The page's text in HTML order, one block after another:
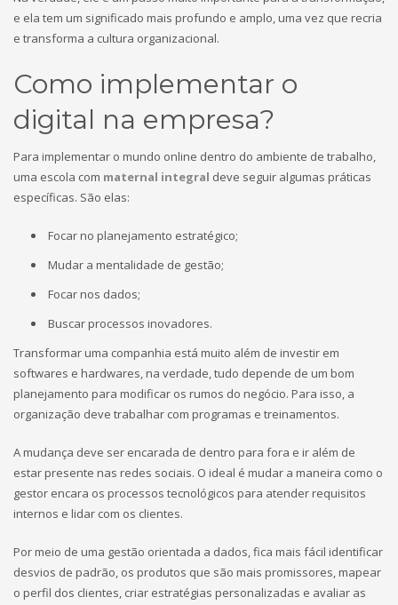
e ela tem um significado mais profundo e amplo, uma vez que recria
e transforma a cultura organizacional.
Como implementar o
digital na empresa?
Para implementar o mundo online dentro do ambiente de trabalho,
uma escola com maternal integral deve seguir algumas práticas
específicas. São elas:
Focar no planejamento estratégico;
Mudar a mentalidade de gestão;
Focar nos dados;
Buscar processos inovadores.
Transformar uma companhia está muito além de investir em
softwares e hardwares, na verdade, tudo depende de um bom
planejamento para modificar os rumos do negócio. Para isso, a
organização deve trabalhar com programas e treinamentos.
A mudança deve ser encarada de dentro para fora e ir além de
estar presente nas redes sociais. O ideal é mudar a maneira como o
gestor encara os processos tecnológicos para atender requisitos
internos e lidar com os clientes.
Por meio de uma gestão orientada a dados, fica mais fácil identificar
desvios de padrão, os produtos que são mais promissores, mapear
o perfil dos clientes, criar estratégias personalizadas e avaliar as